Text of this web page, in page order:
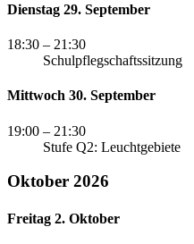
Dienstag 29. September
18:30 – 21:30
Schulpflegschaftssitzung
Mittwoch 30. September
19:00 – 21:30
Stufe Q2: Leuchtgebiete
Oktober 2026
Freitag 2. Oktober